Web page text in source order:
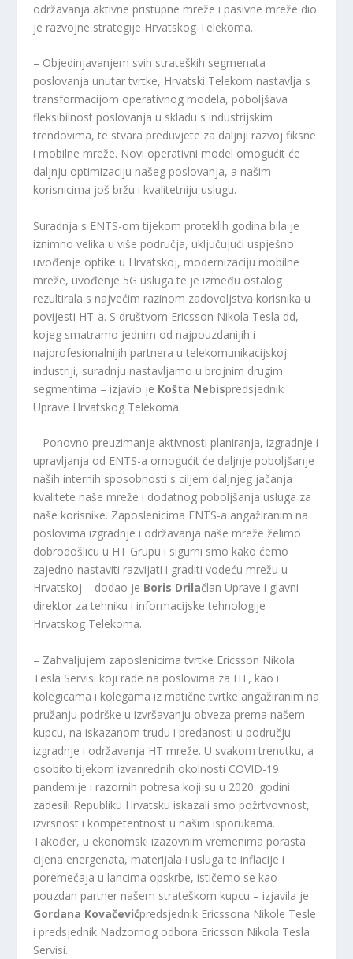
održavanja aktivne pristupne mreže i pasivne mreže dio
je razvojne strategije Hrvatskog Telekoma.
– Objedinjavanjem svih strateških segmenata
poslovanja unutar tvrtke, Hrvatski Telekom nastavlja s
transformacijom operativnog modela, poboljšava
fleksibilnost poslovanja u skladu s industrijskim
trendovima, te stvara preduvjete za daljnji razvoj fiksne
i mobilne mreže. Novi operativni model omogućit će
daljnju optimizaciju našeg poslovanja, a našim
korisnicima još bržu i kvalitetniju uslugu.
Suradnja s ENTS-om tijekom proteklih godina bila je
iznimno velika u više područja, uključujući uspješno
uvođenje optike u Hrvatskoj, modernizaciju mobilne
mreže, uvođenje 5G usluga te je između ostalog
rezultirala s najvećim razinom zadovoljstva korisnika u
povijesti HT-a. S društvom Ericsson Nikola Tesla dd,
kojeg smatramo jednim od najpouzdanijih i
najprofesionalnijih partnera u telekomunikacijskoj
industriji, suradnju nastavljamo u brojnim drugim
segmentima – izjavio je Košta Nebispredsjednik
Uprave Hrvatskog Telekoma.
– Ponovno preuzimanje aktivnosti planiranja, izgradnje i
upravljanja od ENTS-a omogućit će daljnje poboljšanje
naših internih sposobnosti s ciljem daljnjeg jačanja
kvalitete naše mreže i dodatnog poboljšanja usluga za
naše korisnike. Zaposlenicima ENTS-a angažiranim na
poslovima izgradnje i održavanja naše mreže želimo
dobrodošlicu u HT Grupu i sigurni smo kako ćemo
zajedno nastaviti razvijati i graditi vodeću mrežu u
Hrvatskoj – dodao je Boris Drilačlan Uprave i glavni
direktor za tehniku ​​i informacijske tehnologije
Hrvatskog Telekoma.
– Zahvaljujem zaposlenicima tvrtke Ericsson Nikola
Tesla Servisi koji rade na poslovima za HT, kao i
kolegicama i kolegama iz matične tvrtke angažiranim na
pružanju podrške u izvršavanju obveza prema našem
kupcu, na iskazanom trudu i predanosti u području
izgradnje i održavanja HT mreže. U svakom trenutku, a
osobito tijekom izvanrednih okolnosti COVID-19
pandemije i razornih potresa koji su u 2020. godini
zadesili Republiku Hrvatsku iskazali smo požrtvovnost,
izvrsnost i kompetentnost u našim isporukama.
Također, u ekonomski izazovnim vremenima porasta
cijena energenata, materijala i usluga te inflacije i
poremećaja u lancima opskrbe, ističemo se kao
pouzdan partner našem strateškom kupcu – izjavila je
Gordana Kovačevićpredsjednik Ericssona Nikole Tesle
i predsjednik Nadzornog odbora Ericsson Nikola Tesla
Servisi.